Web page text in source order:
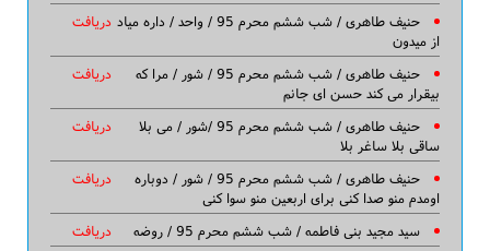
دریافت حنیف طاهری / شب ششم محرم 95 / واحد / داره میاد
از میدون
دریافت
حنیف طاهری / شب ششم محرم 95 / شور / مرا که
بیقرار می کند حسن ای جانم
دریافت
حنیف طاهری / شب ششم محرم 95 /شور / می بلا
ساقی بلا ساغر بلا
دریافت
حنیف طاهری / شب ششم محرم 95 / شور / دوباره
اومدم منو صدا کنی برای اربعین منو سوا کنی
دریافت
سید مجید بنی فاطمه / شب ششم محرم 95 / روضه